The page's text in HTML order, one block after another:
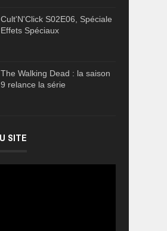
Cult'N'Click S02E06, Spéciale
Effets Spéciaux
The Walking Dead : la saison
9 relance la série
SITE